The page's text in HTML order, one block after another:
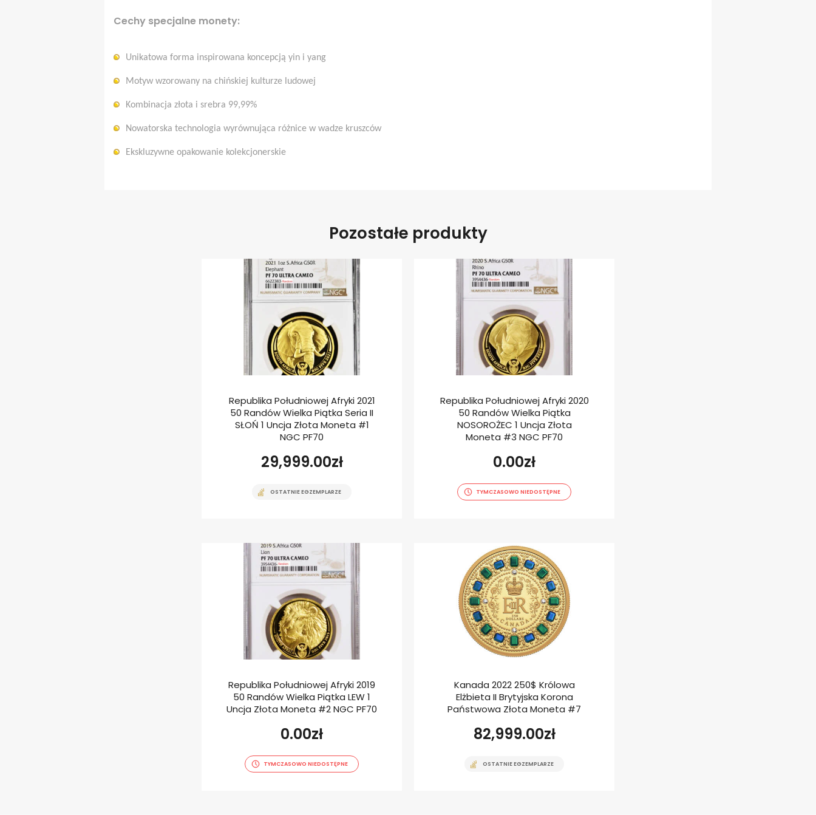
Cechy specjalne monety:
Unikatowa forma inspirowana koncepcją yin i yang
Motyw wzorowany na chińskiej kulturze ludowej
Kombinacja złota i srebra 99,99%
Nowatorska technologia wyrównująca różnice w wadze kruszców
Ekskluzywne opakowanie kolekcjonerskie
Pozostałe produkty
Republika Południowej Afryki 2021
50 Randów Wielka Piątka Seria II
SŁOŃ 1 Uncja Złota Moneta #1
NGC PF70
29,999.00zł
OSTATNIE EGZEMPLARZE
Republika Południowej Afryki 2020
50 Randów Wielka Piątka
NOSOROŻEC 1 Uncja Złota
Moneta #3 NGC PF70
0.00zł
TYMCZASOWO NIEDOSTĘPNE
Republika Południowej Afryki 2019
50 Randów Wielka Piątka LEW 1
Uncja Złota Moneta #2 NGC PF70
0.00zł
TYMCZASOWO NIEDOSTĘPNE
Kanada 2022 250$ Królowa
Elżbieta II Brytyjska Korona
Państwowa Złota Moneta #7
82,999.00zł
OSTATNIE EGZEMPLARZE